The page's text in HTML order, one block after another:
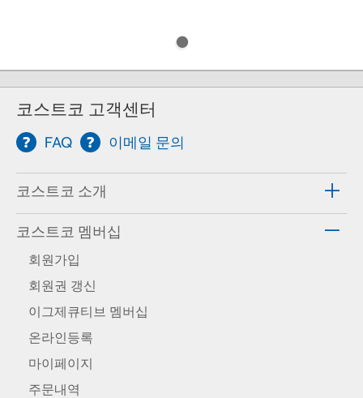
코스트코 고객센터
FAQ 이메일 문의
코스트코 소개
코스트코 멤버십
회원가입
회원권 갱신
이그제큐티브 멤버십
온라인등록
마이페이지
주문내역